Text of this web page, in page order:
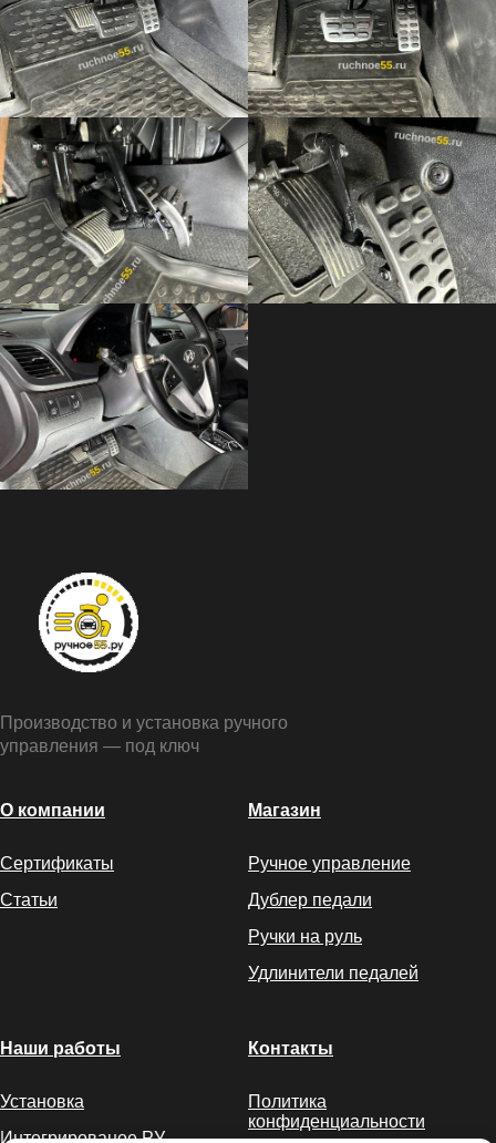
Производство и установка ручного
управления — под ключ
О компании
Сертификаты
Статьи
Магазин
Ручное управление
Дублер педали
Ручки на руль
Удлинители педалей
Наши работы
Установка
Интегрированое РУ
Контакты
Политика
конфиденциальности